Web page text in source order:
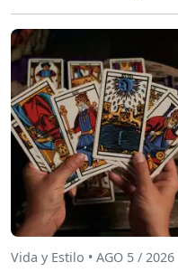
Vida y Estilo • AGO 5 / 2026